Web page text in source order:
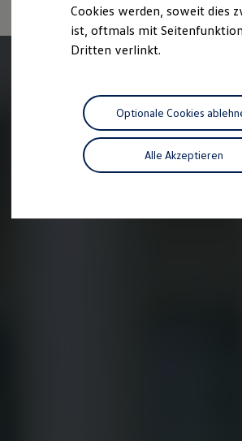
California Club
California Magazin & Ratgeber
Vanlife
California App
California Lifestyle & Zubehör
Übernachten im California
Unternehmen
Karriere
Nachhaltigkeit
Cookies werden, soweit dies
ist, oftmals mit
Dritten verlinkt.
Alle Akzeptieren
Optionale Cookies